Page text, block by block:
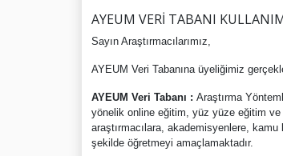
AYEUM VERİ TABANI
Sayın Araştırmacılarımız,
AYEUM Veri Tabanına üyeliğimiz
AYEUM Veri Tabanı : Araştırma
yönelik online eğitim, yüz yüze eğitim ve
araştırmacılara, akademisyenlere, kamu
şekilde öğretmeyi amaçlamaktadır.